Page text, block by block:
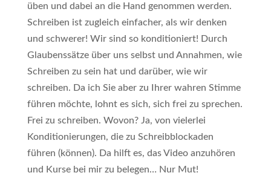
üben und dabei an die Hand genommen werden.
Schreiben ist zugleich einfacher, als wir denken
und schwerer! Wir sind so konditioniert! Durch
Glaubenssätze über uns selbst und Annahmen, wie
Schreiben zu sein hat und darüber, wie wir
schreiben. Da ich Sie aber zu Ihrer wahren Stimme
führen möchte, lohnt es sich, sich frei zu sprechen.
Frei zu schreiben. Wovon? Ja, von vielerlei
Konditionierungen, die zu Schreibblockaden
führen (können). Da hilft es, das Video anzuhören
und Kurse bei mir zu belegen… Nur Mut!